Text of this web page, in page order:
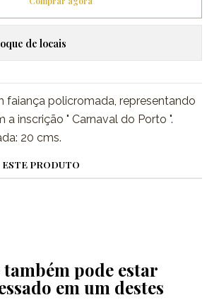
de locais
faiança policromada, representando
a inscrição " Carnaval do Porto ".
20 cms.
PRODUTO
também pode estar
em um destes